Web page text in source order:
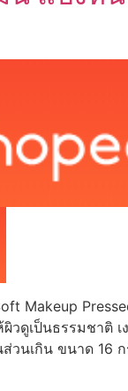
Makeup
วดูเป็นธรรมชาติ เ
วนเกิน ขนาด 16